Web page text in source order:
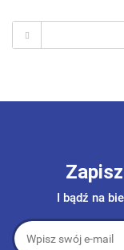
I bądź na